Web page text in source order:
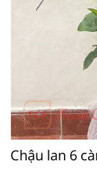
Chậu lan 6